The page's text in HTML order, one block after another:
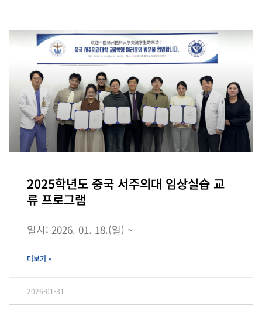
2025학년도 중국 서주의대 임상실습 교
류 프로그램
일시: 2026. 01. 18.(일) ~
더보기 »
2026-01-31